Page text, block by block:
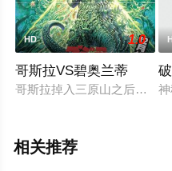
HD 1.0
哥斯拉VS碧奥兰蒂
哥斯拉掉入三原山之后，日
相关推荐